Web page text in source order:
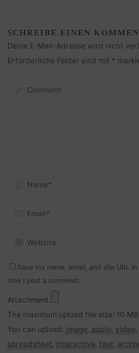
SCHREIBE EINEN
Deine E-Mail-Adresse wird nicht
Erforderliche Felder sind mit *
Save my name, email, and site URL
time I post a comment.
Attachment
The maximum upload file size: 10
You can upload: image, audio, video,
spreadsheet, interactive, text,